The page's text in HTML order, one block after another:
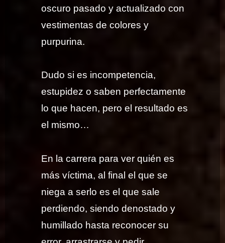
oscuro pasado y actualizado con
vestimentas de colores y
purpurina.
Dudo si es incompetencia,
estupidez o saben perfectamente
lo que hacen, pero el resultado es
el mismo…
En la carrera para ver quién es
más víctima, al final el que se
niega a serlo es el que sale
perdiendo, siendo denostado y
humillado hasta reconocer su